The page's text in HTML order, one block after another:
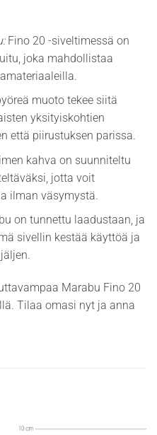
Fino 20 -siveltimessä on
joka mahdollistaa
muoto tekee siitä
yksityiskohtien
että piirustuksen parissa.
kahva on suunniteltu
jotta voit
ilman väsymystä.
on tunnettu laadustaan, ja
sivellin kestää käyttöä ja
Marabu Fino 20
Tilaa omasi nyt ja anna